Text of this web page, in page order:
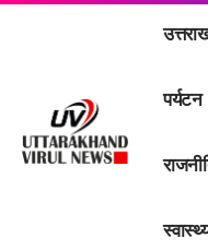
पर्यटन